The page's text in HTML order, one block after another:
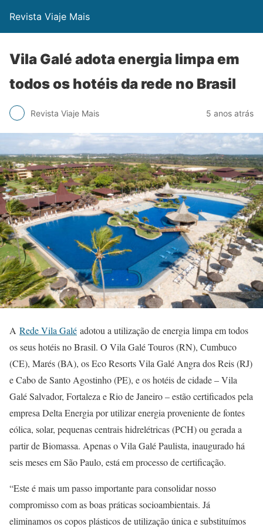
Revista Viaje Mais
Vila Galé adota energia limpa em
todos os hotéis da rede no Brasil
Revista Viaje Mais 5 anos atrás
A Rede Vila Galé adotou a utilização de energia limpa em todos
os seus hotéis no Brasil. O Vila Galé Touros (RN), Cumbuco
(CE), Marés (BA), os Eco Resorts Vila Galé Angra dos Reis (RJ)
e Cabo de Santo Agostinho (PE), e os hotéis de cidade – Vila
Galé Salvador, Fortaleza e Rio de Janeiro – estão certificados pela
empresa Delta Energia por utilizar energia proveniente de fontes
eólica, solar, pequenas centrais hidrelétricas (PCH) ou gerada a
partir de Biomassa. Apenas o Vila Galé Paulista, inaugurado há
seis meses em São Paulo, está em processo de certificação.
“Este é mais um passo importante para consolidar nosso
compromisso com as boas práticas socioambientais. Já
eliminamos os copos plásticos de utilização única e substituímos